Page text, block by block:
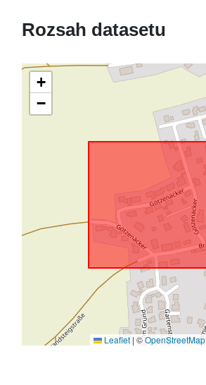
Rozsah datasetu
+
−
Leaflet | ©OpenStreetMap